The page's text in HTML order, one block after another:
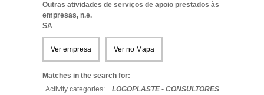
Outras atividades de serviços de apoio prestados às
empresas, n.e.
SA
Ver empresa Ver no Mapa
Matches in the search for:
Activity categories: ...LOGOPLASTE - CONSULTORES